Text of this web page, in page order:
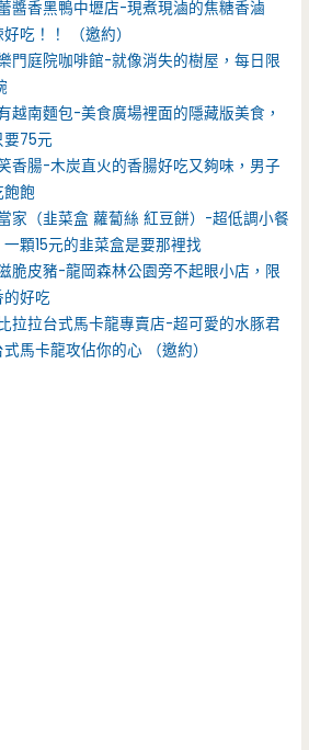
醬香黑鴨中壢店-現煮現滷的焦糖香滷
吃！！ （邀約）
門庭院咖啡館-就像消失的樹屋，每日限
越南麵包-美食廣場裡面的隱藏版美食，
75元
香腸-木炭直火的香腸好吃又夠味，男子
飽
家（韭菜盒 蘿蔔絲 紅豆餅）-超低調小餐
顆15元的韭菜盒是要那裡找
脆皮豬-龍岡森林公園旁不起眼小店，限
的好吃
拉拉台式馬卡龍專賣店-超可愛的水豚君
馬卡龍攻佔你的心 （邀約）